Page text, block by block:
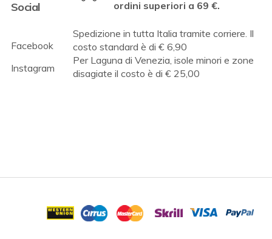
Social
Facebook
Instagram
ordini superiori a 69 €.
Spedizione in tutta Italia tramite corriere. Il
costo standard è di € 6,90
Per Laguna di Venezia, isole minori e zone
disagiate il costo è di € 25,00